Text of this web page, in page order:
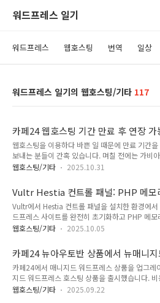
워드프레스 일기
워드프레스 웹호스팅 번역 일상
워드프레스 일기의 웹호스팅/기타 117
카페24 웹호스팅 기간 만료 후 연장 가
웹호스팅을 이용하다 바쁜 일 때문에 만료 기간
보내는 분들이 간혹 있습니다. 며칠 전에는 가비
스로 뉴스 사이트를 운영하던 클라이언트에게서
이 있는지에 대하여 물어왔습니다. 결론적으로 이
데이터가 없다면 복구가 불가능합니다.어제는 카
인을 구입했지만 연결이 안 되는 문제로 연락을
이트를 살펴보니 해당 계정의 웹호스팅 상품이 5
상태였습니다. 카페24에서 웹호스팅 기간이 만료
료 후 일정 기간이 지나면 데이터 복원도 불가능하
클라우드웨이즈 할인 프로모 코드 & ..
웹호스팅/기타 2025.10.31
Vultr Hestia 컨트롤 패널: PHP 메모
정 및 워드프레스 초기화 작업
Vultr에서 Hestia 컨트롤 패널을 설치한 환경에서
드프레스 사이트를 완전히 초기화하고 PHP 메모
는 작업을 진행했습니다. 워드프레스는 WP Reset
상태는 되지 않습니다. 또한, 멀티사이트에서 이
용하여 사이트를 초기화하면 필요한 일부 DB 데이
어 사이트에 접속이 되지 않는 문제가 발생합니
컨트롤 패널: PHP 메모리 크기 설정 및 워드프레
Linux 서버 관리에 익숙한 경우 Vultr에서 서버를
웹호스팅/기타 2025.10.05
카페24 뉴아우토반 상품에서 뉴매니
레스 상품으로 변경
카페24에서 매니지드 워드프레스 상품을 업그레
지드 워드프레스 호스팅 상품을 출시했습니다.
지드 워드프레스에 비해 인상되었지만 제공되는
웹호스팅/기타 2025.09.22